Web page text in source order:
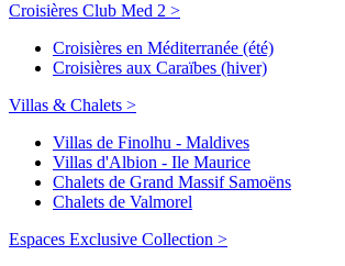
Croisières Club Med 2 >
Croisières en Méditerranée (été)
Croisières aux Caraïbes (hiver)
Villas & Chalets >
Villas de Finolhu - Maldives
Villas d'Albion - Ile Maurice
Chalets de Grand Massif Samoëns
Chalets de Valmorel
Espaces Exclusive Collection >